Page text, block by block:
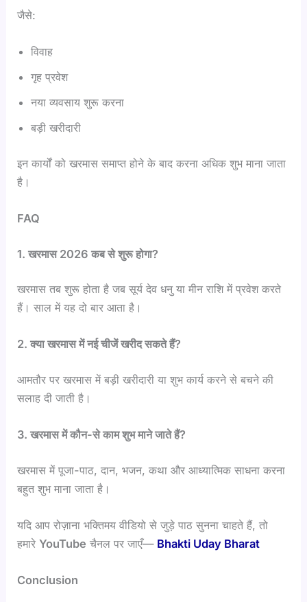
जैसे:
विवाह
गृह प्रवेश
नया व्यवसाय शुरू करना
बड़ी खरीदारी
इन कार्यों को खरमास समाप्त होने के बाद करना अधिक शुभ माना जाता
है।
FAQ
1. खरमास 2026 कब से शुरू होगा?
खरमास तब शुरू होता है जब सूर्य देव धनु या मीन राशि में प्रवेश करते
हैं। साल में यह दो बार आता है।
2. क्या खरमास में नई चीजें खरीद सकते हैं?
आमतौर पर खरमास में बड़ी खरीदारी या शुभ कार्य करने से बचने की
सलाह दी जाती है।
3. खरमास में कौन-से काम शुभ माने जाते हैं?
खरमास में पूजा-पाठ, दान, भजन, कथा और आध्यात्मिक साधना करना
बहुत शुभ माना जाता है।
यदि आप रोज़ाना भक्तिमय वीडियो से जुड़े पाठ सुनना चाहते हैं, तो
हमारेYouTube चैनल पर जाएँ— Bhakti Uday Bharat
Conclusion